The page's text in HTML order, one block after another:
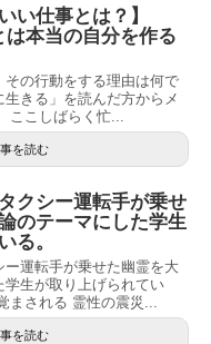
い仕事とは？】
は本当の自分を作る
その行動をする理由は何で
きる」を読んだ方からメ
ここしばらく忙...
を読む
クシー運転手が乗せ
のテーマにした学生
る。
運転手が乗せた幽霊を大
生が取り上げられてい
まされる 霊性の震災...
を読む